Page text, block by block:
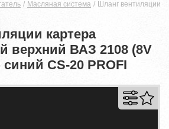
Масляная система Шланг вентиляции
картера
верхний ВАЗ 2108 (8V
CS-20 PROFI